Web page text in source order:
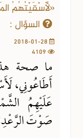
«لَأَسْقَيْتُهُمُ
السؤال :
ما صحة
أَطَاعُونِي،
عَلَيْهِمُ
صَوْتَ